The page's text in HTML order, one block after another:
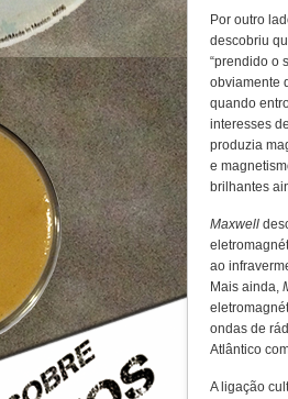
Por outro
descobriu
“prendido o
obviamente
quando
interesses
produzia
e
brilhantes
Maxwell
ao
Mais ainda,
ondas de
Atlântico
A ligação